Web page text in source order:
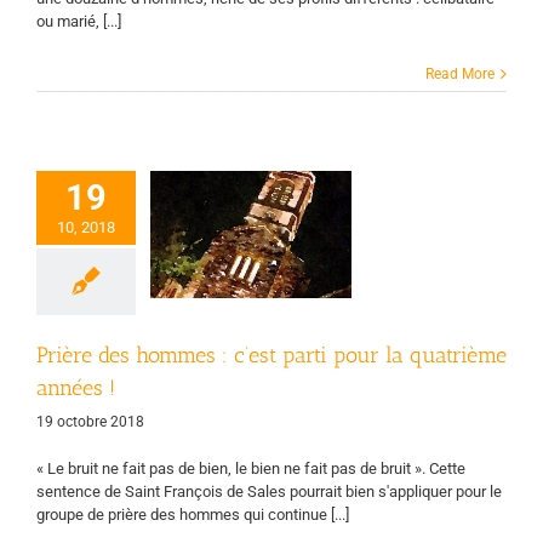
ou marié, [...]
Read More
19
10, 2018
des hommes
parti pour la
années !
d'accueil Prière
Prière des hommes : c’est parti pour la quatrième
années !
19 octobre 2018
« Le bruit ne fait pas de bien, le bien ne fait pas de bruit ». Cette
sentence de Saint François de Sales pourrait bien s'appliquer pour le
groupe de prière des hommes qui continue [...]